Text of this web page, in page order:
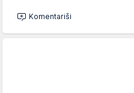
Komentariši